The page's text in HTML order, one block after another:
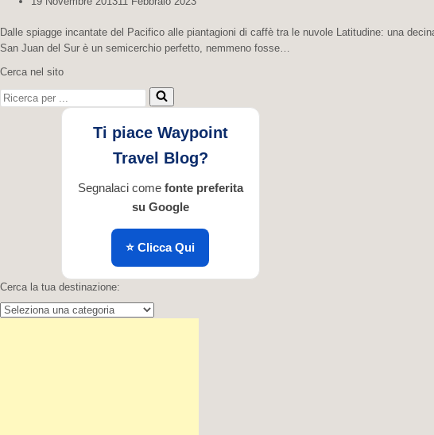
Dalle spiagge incantate del Pacifico alle piantagioni di caffè tra le nuvole Latitudine: una
San Juan del Sur è un semicerchio perfetto, nemmeno fosse…
Cerca nel sito
Ricerca per ...
Ti piace Waypoint
Travel Blog?
Segnalaci come fonte preferita
su Google
⭐ Clicca Qui
Cerca la tua destinazione:
Cerca la tua destinazione: